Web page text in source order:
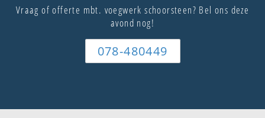
Vraag of offerte mbt. voegwerk schoorsteen? Bel ons deze
avond nog!
078-480449